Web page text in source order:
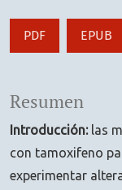
PDF EPUB
Resumen
Introducción: las
con tamoxifeno
experimentar